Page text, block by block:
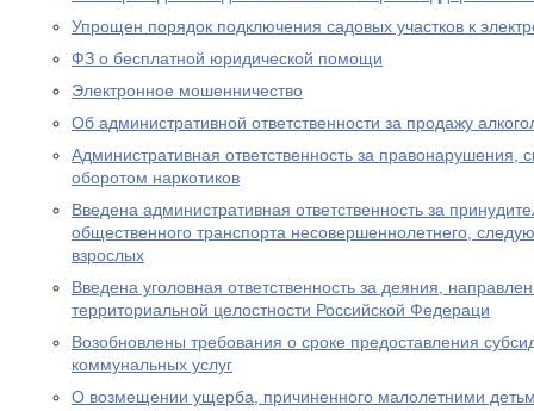
Упрощен порядок подключения садовых участков к
ФЗ о бесплатной юридической помощи
Электронное мошенничество
Об административной ответственности за продажу
Административная ответственность за правонарушения,
оборотом наркотиков
Введена административная ответственность за
общественного транспорта несовершеннолетнего,
взрослых
Введена уголовная ответственность за деяния,
территориальной целостности Российской Федераци
Возобновлены требования о сроке предоставления
коммунальных услуг
О возмещении ущерба, причиненного малолетними